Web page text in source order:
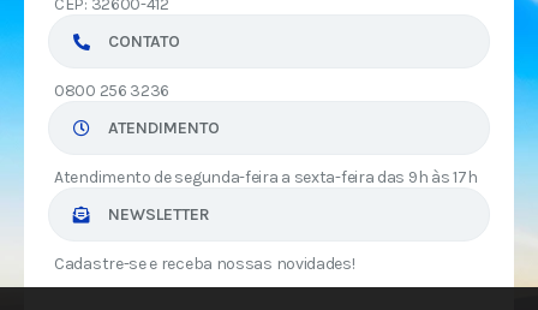
CEP: 32600-412
CONTATO
0800 256 3236
ATENDIMENTO
Atendimento de segunda-feira a sexta-feira das 9h às 17h
NEWSLETTER
Cadastre-se e receba nossas novidades!